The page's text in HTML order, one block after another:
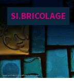
SI.BRICOLAGE